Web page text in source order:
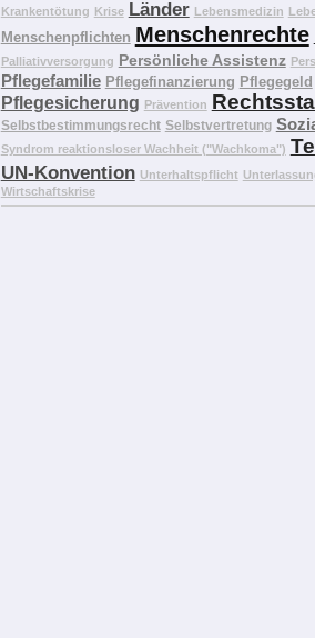
Krankentötung Krise Länder Lebensmedizin
Menschenpflichten Menschenrechte
Palliativversorgung Persönliche Assistenz
Pflegefamilie Pflegefinanzierung Pflegegeld
Pflegesicherung Prävention
Selbstbestimmungsrecht Selbstvertretung
Syndrom reaktionsloser Wachheit ("Wachkoma")
UN-Konvention Unterhaltspflicht
Wirtschaftskrise